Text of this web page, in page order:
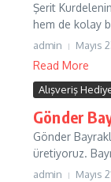
Şerit
hem de kolay
admin Mayıs
Read More
Alışveriş
Gönder
Gönder
üretiyoruz.
admin Mayıs